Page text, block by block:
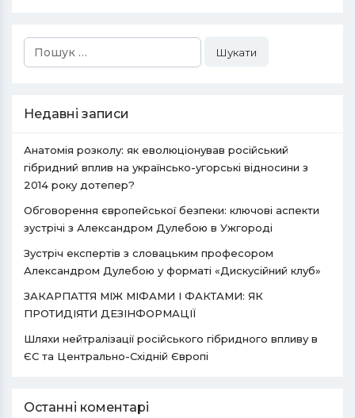
Пошук:
Недавні записи
Анатомія розколу: як еволюціонував російський
гібридний вплив на українсько-угорські відносини з
2014 року дотепер?
Обговорення європейської безпеки: ключові аспекти
зустрічі з Александром Дулебою в Ужгороді
Зустріч експертів з словацьким професором
Александром Дулебою у форматі «Дискусійний клуб»
ЗАКАРПАТТЯ МІЖ МІФАМИ І ФАКТАМИ: ЯК
ПРОТИДІЯТИ ДЕЗІНФОРМАЦІЇ
Шляхи нейтралізації російського гібридного впливу в
ЄС та Центрально-Східній Європі
Останні коментарі